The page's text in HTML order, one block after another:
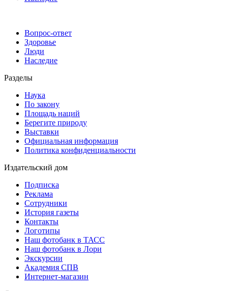
Вопрос-ответ
Здоровье
Люди
Наследие
Разделы
Наука
По закону
Площадь наций
Берегите природу
Выставки
Официальная информация
Политика конфиденциальности
Издательский дом
Подписка
Реклама
Сотрудники
История газеты
Контакты
Логотипы
Наш фотобанк в ТАСС
Наш фотобанк в Лори
Экскурсии
Академия СПВ
Интернет-магазин